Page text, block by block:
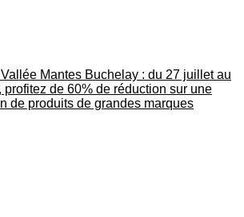
Mantes Buchelay : du 27 juillet au
profitez de 60% de réduction sur une
de produits de grandes marques